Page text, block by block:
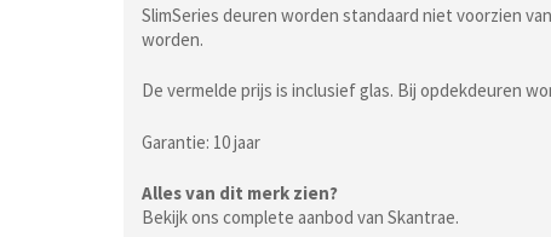
SlimSeries deuren worden standaard niet voorzien
worden.
De vermelde prijs is inclusief glas. Bij opdekdeuren
Garantie: 10 jaar
Alles van dit merk zien?
Bekijk ons complete aanbod van Skantrae.